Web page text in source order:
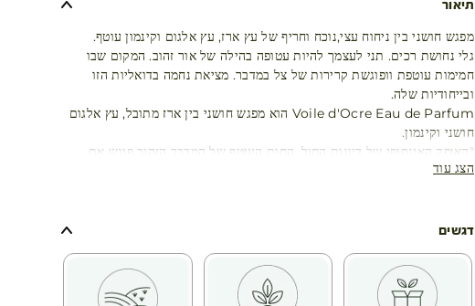
תיאור
מפגש חושני בין ניחוח עצי,נוכח וחריף של עץ ארז, עץ אלגום וקינמון עוטף.
גלי נחושת רכים. תני לעצמך להיות עטופה בהילה של אור זהוב. המקום שבו
חמימות עוטפת וופוגשת קרירות של צל במדבר. מציאת נחמה בדואליות הזו
ובייחודיות שלה.
Voile d'Ocre Eau de Parfum הוא מפגש חושני בין ארז מתובל, עץ אלגום
חושני וקינמון.
"האופק האינסופי של דיונות החול, החום העוטף של המדבר הזהוב פוגש את
קרירות הצללים. »
הצג עוד
דגשים